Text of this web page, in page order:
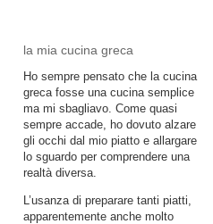
la mia cucina greca
Ho sempre pensato che la cucina
greca fosse una cucina semplice
ma mi sbagliavo. Come quasi
sempre accade, ho dovuto alzare
gli occhi dal mio piatto e allargare
lo sguardo per comprendere una
realtà diversa.
L’usanza di preparare tanti piatti,
apparentemente anche molto